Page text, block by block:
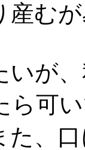
むが
が
ら可
た、